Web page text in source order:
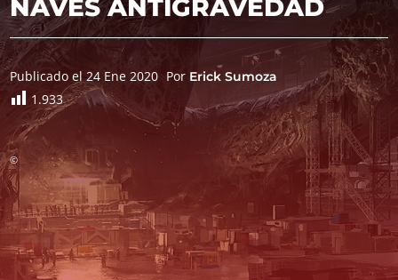
NAVES ANTIGRAVEDAD
Publicado el 24 Ene 2020 Por Erick Sumoza
1.933
©